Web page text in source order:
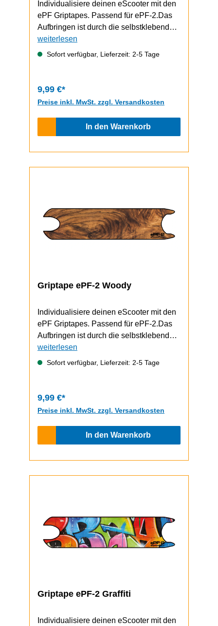
Individualisiere deinen eScooter mit den
ePF Griptapes. Passend für ePF-2.Das
Aufbringen ist durch die selbstklebende
Unterseite schnell und einfach
durchzuführen.Video zum Griptape-
weiterlesen
Sofort verfügbar, Lieferzeit: 2-5 Tage
9,99 €*
Preise inkl. MwSt. zzgl. Versandkosten
In den Warenkorb
Griptape ePF-2 Woody
Individualisiere deinen eScooter mit den
ePF Griptapes. Passend für ePF-2.Das
Aufbringen ist durch die selbstklebende
Unterseite schnell und einfach
durchzuführen.Video zum Griptape-
weiterlesen
Sofort verfügbar, Lieferzeit: 2-5 Tage
9,99 €*
Preise inkl. MwSt. zzgl. Versandkosten
In den Warenkorb
Griptape ePF-2 Graffiti
Individualisiere deinen eScooter mit den